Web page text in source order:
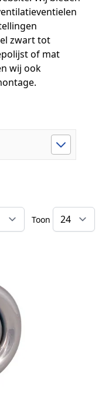
zwart tot
of mat
wij ook
Sorteer op
Toon